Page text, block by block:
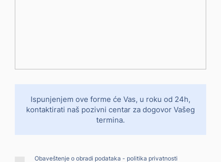
Ispunjenjem ove forme će Vas, u roku od 24h,
kontaktirati naš pozivni centar za dogovor Vašeg
termina.
Obaveštenje o obradi podataka - politika privatnosti